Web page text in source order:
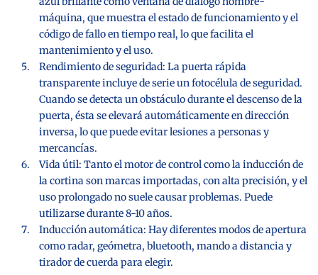
máquina, que muestra el estado de funcionamiento y el
código de fallo en tiempo real, lo que facilita el
mantenimiento y el uso.
Rendimiento de seguridad: La puerta rápida
transparente incluye de serie un fotocélula de seguridad.
Cuando se detecta un obstáculo durante el descenso de la
puerta, ésta se elevará automáticamente en dirección
inversa, lo que puede evitar lesiones a personas y
mercancías.
Vida útil: Tanto el motor de control como la inducción de
la cortina son marcas importadas, con alta precisión, y el
uso prolongado no suele causar problemas. Puede
utilizarse durante 8-10 años.
Inducción automática: Hay diferentes modos de apertura
como radar, geómetra, bluetooth, mando a distancia y
tirador de cuerda para elegir.